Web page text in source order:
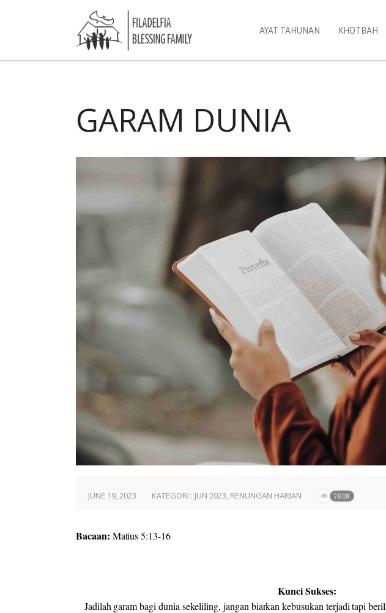
AYAT TAHUNAN KHOTBAH
GARAM DUNIA
JUNE 19, 2023 KATEGORI : JUN 2023, RENUNGAN HARIAN 7018
Bacaan: Matius 5:13-16
Kunci Sukses:
Jadilah garam bagi dunia sekeliling, jangan biarkan kebusukan terjadi tapi